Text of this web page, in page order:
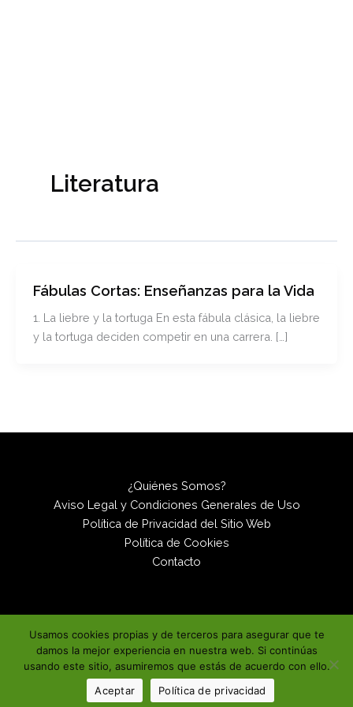
Literatura
Fábulas Cortas: Enseñanzas para la Vida
1. La liebre y la tortuga En esta fábula clásica, la liebre
y la tortuga deciden competir en una carrera. […]
¿Quiénes Somos?
Aviso Legal y Condiciones Generales de Uso
Política de Privacidad del Sitio Web
Política de Cookies
Contacto
Copyright © 2026 |
ZORKO.ONE
Usamos cookies propias y de terceros para asegurar que te
damos la mejor experiencia en nuestra web. Si continúas
usando este sitio, asumiremos que estás de acuerdo con ello.
Aceptar
Política de privacidad